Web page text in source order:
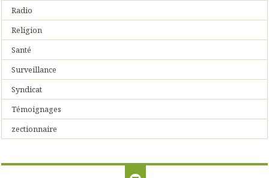
Radio
Religion
Santé
Surveillance
Syndicat
Témoignages
zectionnaire